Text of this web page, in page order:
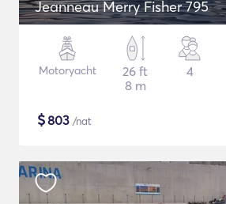
Jeanneau Merry Fisher 795
Motoryacht
26 ft
8 m
4
$803 /nat